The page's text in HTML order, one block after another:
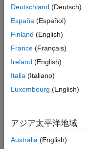
段階のグレー階調
システムのスクリーン
ロンプトで、次のコマ
get(0, "ScreenDepth"
値 スクリー
Deutschland (Deutsch)
España (Español)
Finland (English)
France (Français)
Ireland (English)
Italia (Italiano)
Luxembourg (English)
アジア太平洋地域
Australia (English)